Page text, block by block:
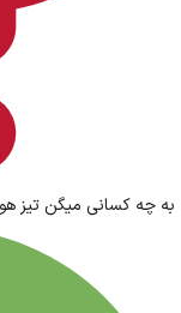
به چه کسانی میگن تیز